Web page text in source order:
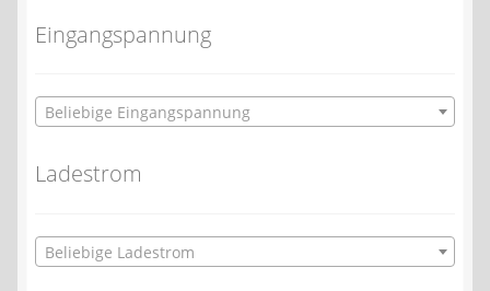
Eingangspannung
Beliebige Eingangspannung
Ladestrom
Beliebige Ladestrom